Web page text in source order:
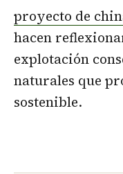
proyecto de
hacen
explotación
naturales que
sostenible.